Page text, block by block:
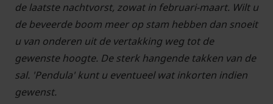
de laatste nachtvorst, zowat in februari-maart. Wilt u
de beveerde boom meer op stam hebben dan snoeit
u van onderen uit de vertakking weg tot de
gewenste hoogte. De sterk hangende takken van de
sal. 'Pendula' kunt u eventueel wat inkorten indien
gewenst.